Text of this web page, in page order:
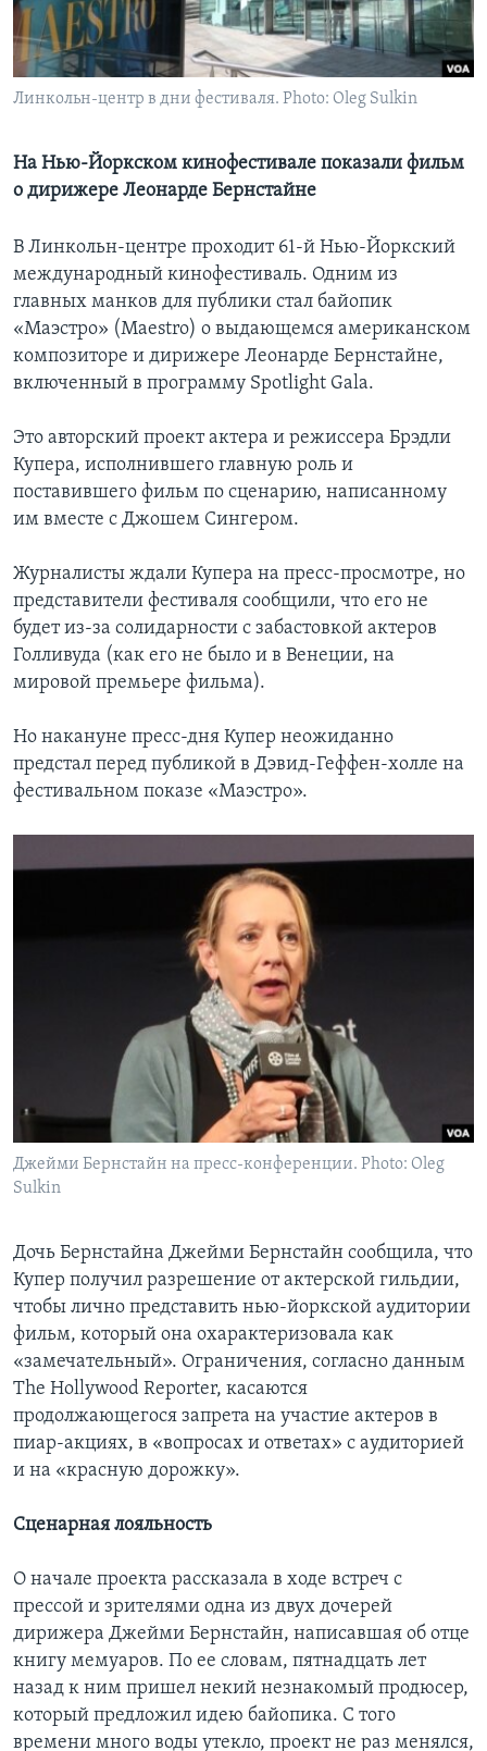
Learning English
СОЦИАЛЬНЫЕ СЕТИ
Языки
Линкольн-центр в дни фестиваля. Photo: Oleg Sulkin
На Нью-Йоркском кинофестивале показали фильм
о дирижере Леонарде Бернстайне
В Линкольн-центре проходит 61-й Нью-Йоркский
международный кинофестиваль. Одним из
главных манков для публики стал байопик
«Маэстро» (Maestro) о выдающемся американском
композиторе и дирижере Леонарде Бернстайне,
включенный в программу Spotlight Gala.
Это авторский проект актера и режиссера Брэдли
Купера, исполнившего главную роль и
поставившего фильм по сценарию, написанному
им вместе с Джошем Сингером.
Журналисты ждали Купера на пресс-просмотре, но
представители фестиваля сообщили, что его не
будет из-за солидарности с забастовкой актеров
Голливуда (как его не было и в Венеции, на
мировой премьере фильма).
Но накануне пресс-дня Купер неожиданно
предстал перед публикой в Дэвид-Геффен-холле на
фестивальном показе «Маэстро».
Джейми Бернстайн на пресс-конференции. Photo: Oleg
Sulkin
Дочь Бернстайна Джейми Бернстайн сообщила, что
Купер получил разрешение от актерской гильдии,
чтобы лично представить нью-йоркской аудитории
фильм, который она охарактеризовала как
«замечательный». Ограничения, согласно данным
The Hollywood Reporter, касаются
продолжающегося запрета на участие актеров в
пиар-акциях, в «вопросах и ответах» с аудиторией
и на «красную дорожку».
Сценарная лояльность
О начале проекта рассказала в ходе встреч с
прессой и зрителями одна из двух дочерей
дирижера Джейми Бернстайн, написавшая об отце
книгу мемуаров. По ее словам, пятнадцать лет
назад к ним пришел некий незнакомый продюсер,
который предложил идею байопика. С того
времени много воды утекло, проект не раз менялся,